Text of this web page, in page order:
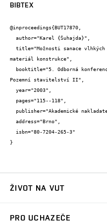
BIBTEX
@inproceedings{BUT17870,
materiál konstrukce",
Pozemní stavitelství II",
}
ŽIVOT NA VUT
PRO UCHAZEČE